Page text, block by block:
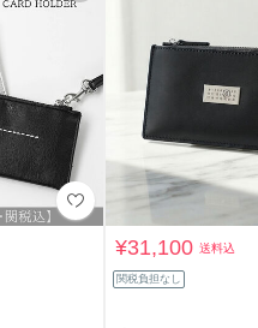
¥31,100送料込
関税負担なし